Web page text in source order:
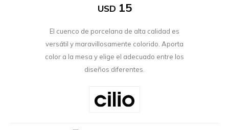
USD 15
El cuenco de porcelana de alta calidad es
versátil y maravillosamente colorido. Aporta
color a la mesa y elige el adecuado entre los
diseños diferentes.